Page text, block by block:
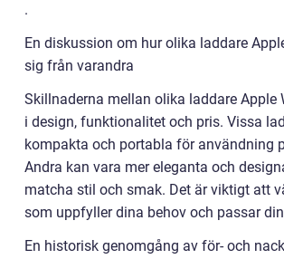
.
En diskussion om hur olika laddare
sig från varandra
Skillnaderna mellan olika laddare Apple
i design, funktionalitet och pris. Vissa
kompakta och portabla för användning
Andra kan vara mer eleganta och
matcha stil och smak. Det är viktigt att
som uppfyller dina behov och passar
En historisk genomgång av för- och